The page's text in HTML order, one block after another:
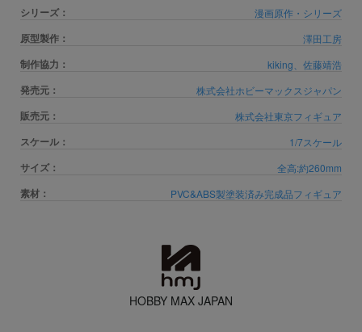
シリーズ： 漫画原作・シリーズ
原型製作： 澤田工房
制作協力： kiking、佐藤靖浩
発売元： 株式会社ホビーマックスジャパン
販売元： 株式会社東京フィギュア
スケール： 1/7スケール
サイズ： 全高:約260mm
素材： PVC&ABS製塗装済み完成品フィギュア
HOBBY MAX JAPAN